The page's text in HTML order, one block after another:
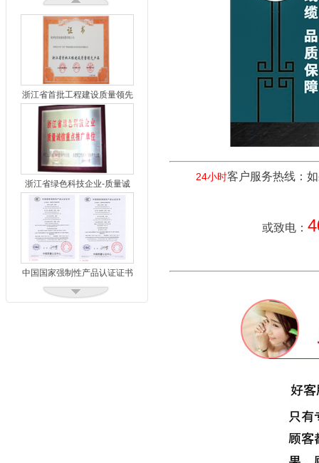
浙江省首批工程建设质量领先
产品
浙江省首批工程建设质量领先
产品2
浙江省绿色科技企业-质量诚
信重点推广单位
中国国家强制性产品认证证书
24小时客户服务热线：
或致电：